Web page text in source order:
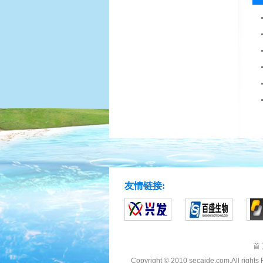
友情链接:
首
Copyright © 2010 secaide.com.All